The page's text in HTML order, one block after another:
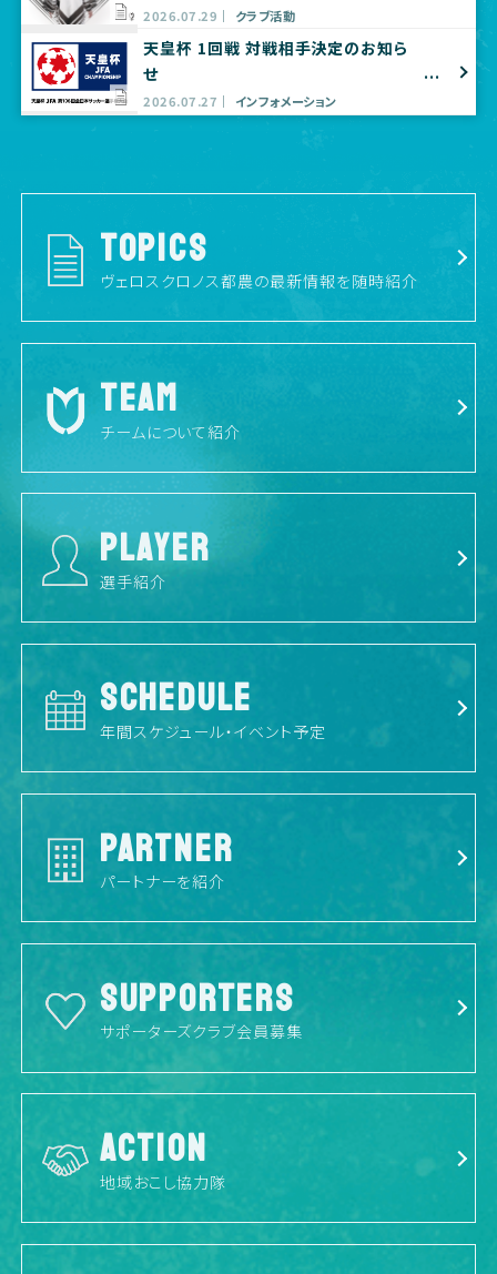
プ出店のお知らせ
2026.07.29 クラブ活動
天皇杯 1回戦 対戦相手決定のお知ら
せ
2026.07.27 インフォメーション
TOPICS
ヴェロスクロノス都農の最新情報を随時紹介
TEAM
チームについて紹介
PLAYER
選手紹介
SCHEDULE
年間スケジュール・イベント予定
PARTNER
パートナーを紹介
SUPPORTERS
サポーターズクラブ会員募集
ACTION
地域おこし協力隊